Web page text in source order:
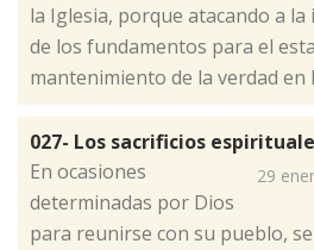
la Iglesia, porque atacando a
de los fundamentos para el
mantenimiento de la verdad en
027- Los sacrificios
29
​En ocasiones
determinadas por Dios
para reunirse con su pueblo,